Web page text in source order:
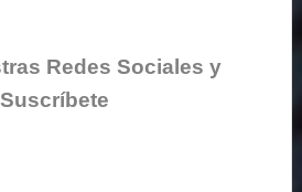
Redes Sociales y
Suscríbete